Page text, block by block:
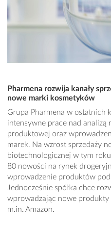
Pharmena rozwija kanały
nowe marki kosmetyków
Grupa Pharmena w ostatnich
intensywne prace nad
produktowej oraz
marek. Na wzrost sprzedaży
biotechnologicznej w tym
80 nowości na rynek
wprowadzenie produktów
Jednocześnie spółka chce
wprowadzając nowe
m.in. Amazon.